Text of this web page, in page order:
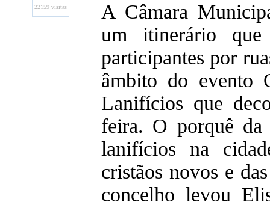
22159 visitas
A Câmara
um itinerário
participantes por
âmbito do evento
Lanifícios que
feira. O porquê
lanifícios na
cristãos novos e
concelho levou